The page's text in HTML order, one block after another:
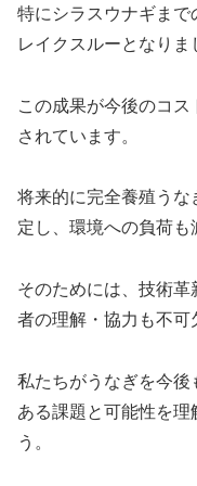
特にシラスウナギま
レイクスルーとなりま
この成果が今後のコ
されています。
将来的に完全養殖う
定し、環境への負荷も
そのためには、技術
者の理解・協力も不可
私たちがうなぎを今後
ある課題と可能性を理
う。